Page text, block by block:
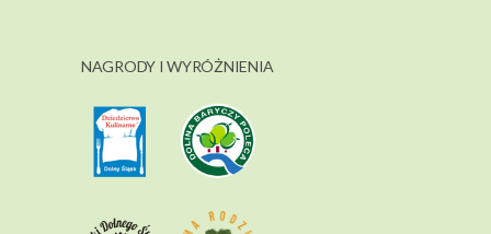
NAGRODY I WYRÓŻNIENIA